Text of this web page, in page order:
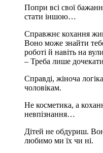
Попри всі свої
стати іншою…
Справжнє кохання
Воно може знайти
роботі й навіть на
– Треба лише
Справді, жіноча
чоловікам.
Не косметика, а
невпізнання…
Дітей не обдуриш.
любимо ми їх чи ні.